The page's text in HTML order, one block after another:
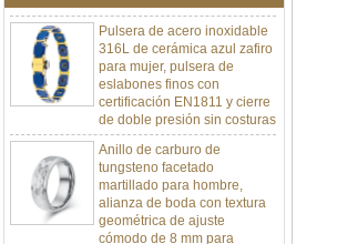
Pulsera de acero inoxidable
316L de cerámica azul zafiro
para mujer, pulsera de
eslabones finos con
certificación EN1811 y cierre
de doble presión sin costuras
Anillo de carburo de
tungsteno facetado
martillado para hombre,
alianza de boda con textura
geométrica de ajuste
cómodo de 8 mm para
hombre